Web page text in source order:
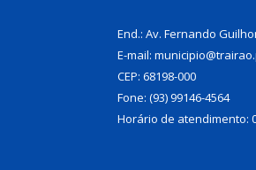
End.: Av. Fernando
E-mail:
CEP: 68198-000
Fone: (93) 99146-4564
Horário de atendimento: